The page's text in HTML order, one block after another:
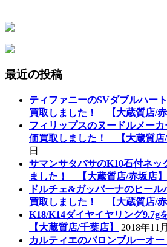
最近の投稿
ティファニーのSVダブルハー
買取しました！ 【大蔵質店/赤
フィリップスのヌードルメーカ
価買取しました！ 【大蔵質店/
日
サマンサタバサのK10石付ネッ
ました！ 【大蔵質店/赤坂店】
ドルチェ&ガッバーナのヒー
買取しました！ 【大蔵質店/赤
K18/K14ダイヤイヤリング
【大蔵質店/千葉店】
2018年11
カルティエのバロンブルーオ